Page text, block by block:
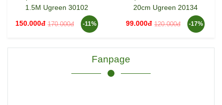
1.5M Ugreen 30102
150.000đ 170.000đ -11%
20cm Ugreen 20134
99.000đ 120.000đ -17%
Fanpage